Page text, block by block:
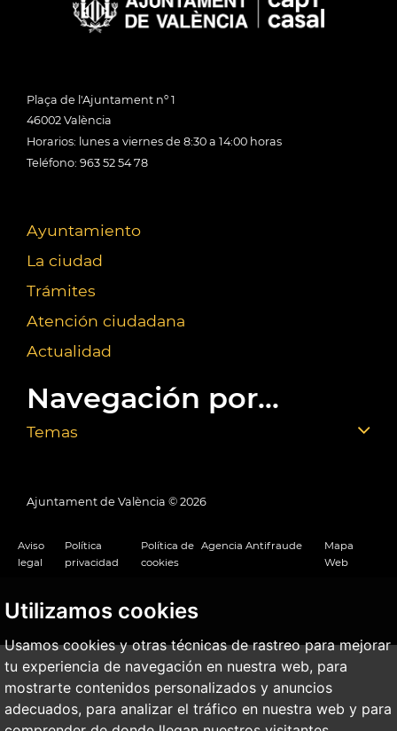
Utilizamos cookies
Usamos cookies y otras técnicas de rastreo para mejorar
tu experiencia de navegación en nuestra web, para
mostrarte contenidos personalizados y anuncios
adecuados, para analizar el tráfico en nuestra web y para
Plaça de l'Ajuntament nº 1
46002 València
Horarios: lunes a viernes de 8:30 a 14:00 horas
Teléfono: 963 52 54 78
Ayuntamiento
La ciudad
Trámites
Atención ciudadana
Actualidad
Navegación por...
Temas
Ajuntament de València © 2026
Aviso
legal
Política
privacidad
Política de
cookies
Agencia Antifraude
Mapa
Web